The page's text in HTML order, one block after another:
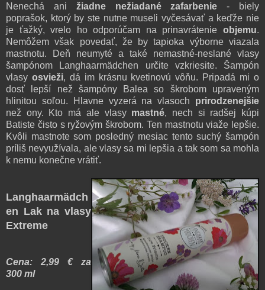
Nenechá ani žiadne nežiadané zafarbenie - biely
poprašok, ktorý by ste nutne museli vyčesávať a keďže nie
je ťažký, vrelo ho odporúčam na prinavrátenie objemu.
Nemôžem však povedať, že by tapioka výborne viazala
mastnotu. Deň neumyté a také nemastné-neslané vlasy
šampónom Langhaarmädchen určite vzkriesite. Šampón
vlasy osvieži, dá im krásnu kvetinovú vôňu. Pripadá mi o
dosť lepší než šampóny Balea so škrobom upraveným
hlinitou soľou. Hlavne vyzerá na vlasoch prirodzenejšie
než ony. Kto má ale vlasy mastné, nech si radšej kúpi
Batiste čisto s ryžovým škrobom. Ten mastnotu viaže lepšie.
Kvôli mastnote som posledný mesiac tento suchý šampón
príliš nevyužívala, ale vlasy sa mi lepšia a tak som sa mohla
k nemu konečne vrátiť.
Langhaarmädch
en Lak na vlasy
Extreme
Cena: 2,99 € za
300 ml